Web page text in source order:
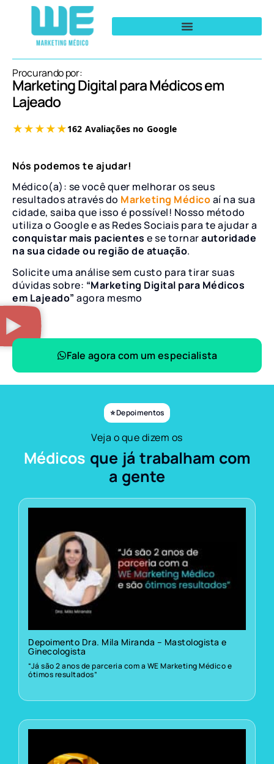
Procurando por:
Marketing Digital para Médicos em
Lajeado
Nós podemos te ajudar!
Médico(a): se você quer melhorar os seus
resultados através do Marketing Médicoaí na sua
cidade, saiba que isso é possível! Nosso método
utiliza o Google e as Redes Sociais para te ajudar a
conquistar mais pacientes e se tornarautoridade
na sua cidade ou região de atuação.
Solicite uma análise sem custo para tirar suas
dúvidas sobre: “Marketing Digital para Médicos
em Lajeado” agora mesmo
Fale agora com um especialista
⭐ Depoimentos
Veja o que dizem os
Médicos que já trabalham com
a gente
Depoimento Dra. Mila Miranda – Mastologista e
Ginecologista
“Já são 2 anos de parceria com a WE Marketing Médico e
ótimos resultados”